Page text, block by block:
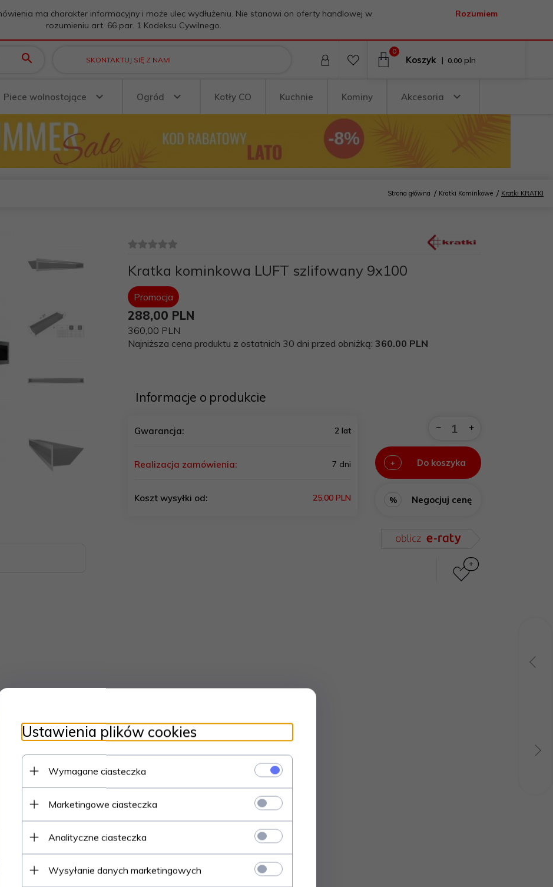
ma charakter informacyjny i może ulec wydłużeniu. Nie stanowi on oferty handlowej w
rozumieniu art. 66 par. 1 Kodeksu Cywilnego.
Rozumiem
SKONTAKTUJ SIĘ Z NAMI
0
Koszyk | 0.00 pln
Piece wolnostojące Ogród Kotły CO Kuchnie Kominy Akcesoria
Strona główna Kratki Kominkowe Kratki KRATKI
Kratka kominkowa LUFT szlifowany 9x100
Promocja
288,00 PLN
360,00 PLN
Najniższa cena produktu z ostatnich 30 dni przed obniżką: 360.00 PLN
Informacje o produkcie
Gwarancja: 2 lat
Realizacja zamówienia: 7 dni
Koszt wysyłki od: 25.00 PLN
+ Do koszyka
% Negocjuj cenę
wyglądem. Kratka posiada zamaskowany wlot powietrza –
łączeń.
Ustawienia plików cookies
Wymagane ciasteczka
Marketingowe ciasteczka
Analityczne ciasteczka
Wysyłanie danych marketingowych